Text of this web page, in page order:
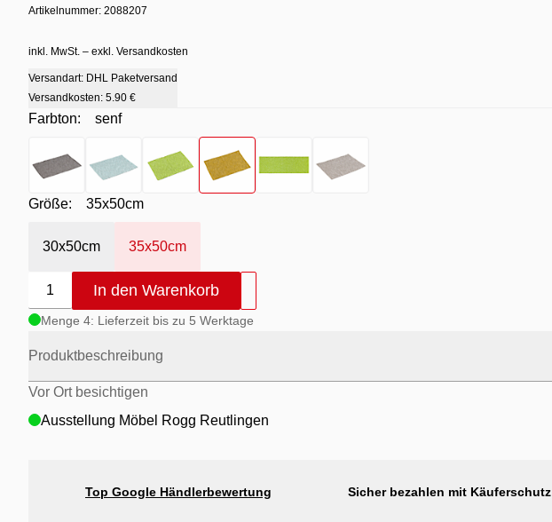
Artikelnummer: 2088207
inkl. MwSt. – exkl. Versandkosten
Versandart: DHL Paketversand
Versandkosten: 5.90 €
Farbton:
senf
- aqua
Farbton Farbton
Größe: 35x50cm
30x50cm 35x50cm
1 In den Warenkorb
Menge 4: Lieferzeit bis zu 5 Werktage
Produktbeschreibung
Vor Ort besichtigen
Ausstellung Möbel Rogg Reutlingen
Top Google Händlerbewertung Sicher bezahlen mit Käuferschutz